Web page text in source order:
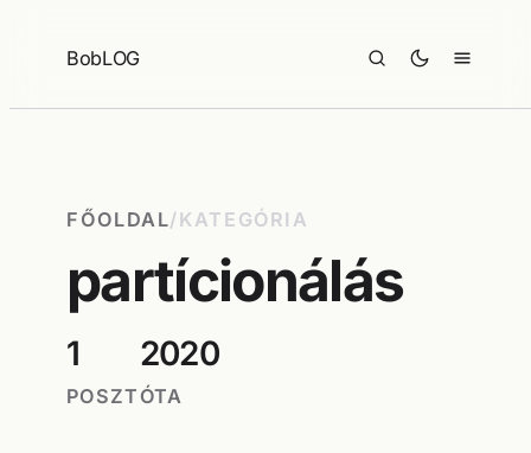
BobLOG
FŐOLDAL/KATEGÓRIA
partícionálás
1
POSZT
2020
ÓTA